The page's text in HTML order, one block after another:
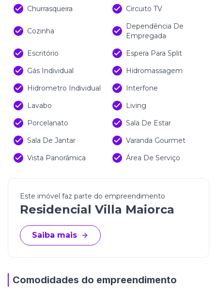
Churrasqueira
Circuito TV
Cozinha
Dependência De
Empregada
Escritório
Espera Para Split
Gás Individual
Hidromassagem
Hidrometro Individual
Interfone
Lavabo
Living
Porcelanato
Sala De Estar
Sala De Jantar
Varanda Gourmet
Vista Panorâmica
Área De Serviço
Este imóvel faz parte do empreendimento
Residencial Villa Maiorca
Saiba mais
Comodidades do empreendimento